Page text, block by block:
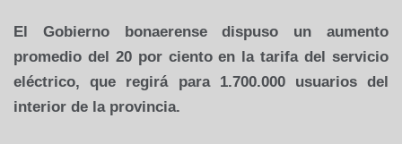
El Gobierno bonaerense dispuso un aumento
promedio del 20 por ciento en la tarifa del servicio
eléctrico, que regirá para 1.700.000 usuarios del
interior de la provincia.